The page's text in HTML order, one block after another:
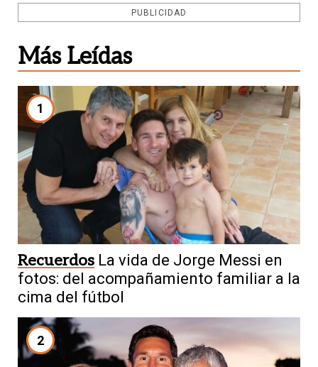
PUBLICIDAD
Más Leídas
1
Recuerdos La vida de Jorge Messi en
fotos: del acompañamiento familiar a la
cima del fútbol
2